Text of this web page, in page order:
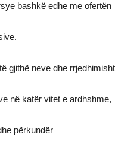
bashkë edhe me ofertën
gjithë neve dhe rrjedhimisht
në katër vitet e ardhshme,
përkundër